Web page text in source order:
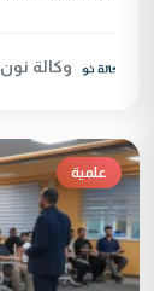
وكالة نون
علمية